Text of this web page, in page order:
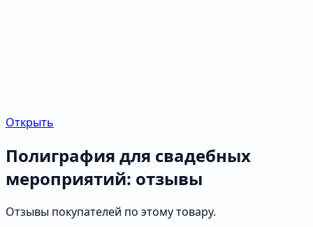
Открыть
Полиграфия для свадебных
мероприятий: отзывы
Отзывы покупателей по этому товару.